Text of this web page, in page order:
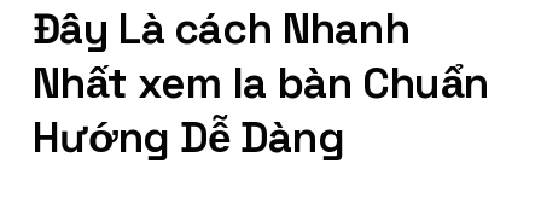
Đây Là cách Nhanh
Nhất xem la bàn Chuẩn
Hướng Dễ Dàng